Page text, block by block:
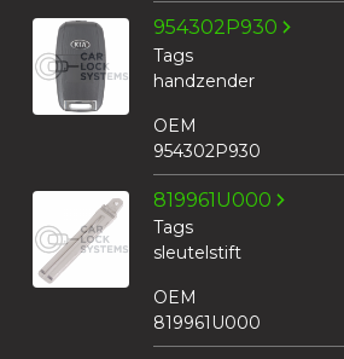
954302P930
Tags
handzender
OEM
954302P930
819961U000
Tags
sleutelstift
OEM
819961U000